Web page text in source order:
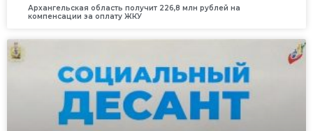
Архангельская область получит 226,8 млн рублей на
компенсации за оплату ЖКУ